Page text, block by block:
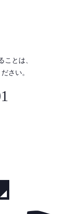
ことは、
さい。